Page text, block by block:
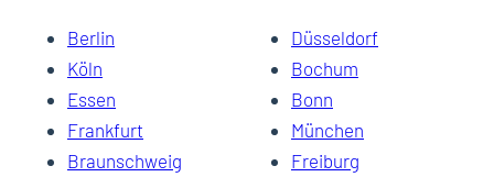
Berlin
Düsseldorf
Köln
Bochum
Essen
Bonn
Frankfurt
München
Braunschweig
Freiburg